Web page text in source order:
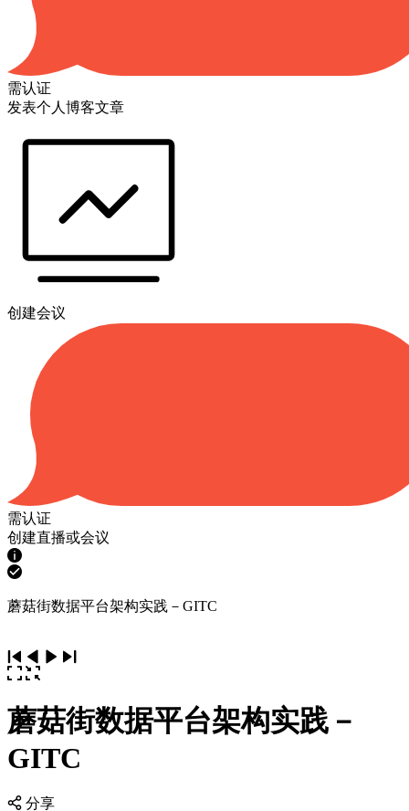
需认证
发表个人博客文章
创建会议
需认证
创建直播或会议
蘑菇街数据平台架构实践－GITC
蘑菇街数据平台架构实践－
GITC
分享